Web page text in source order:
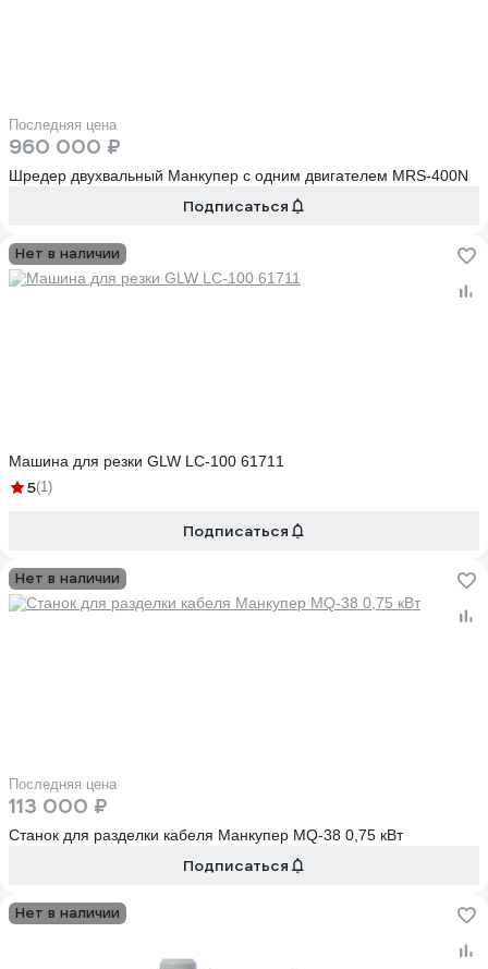
Последняя цена
960 000 ₽
Шредер двухвальный Манкупер с одним двигателем MRS-400N
Подписаться
Нет в наличии
Машина для резки GLW LC-100 61711
5(1)
Подписаться
Нет в наличии
Последняя цена
113 000 ₽
Станок для разделки кабеля Манкупер МQ-38 0,75 кВт
Подписаться
Нет в наличии